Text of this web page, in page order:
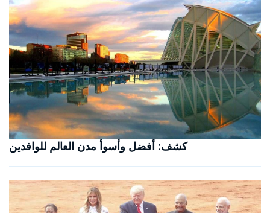
كشف: أفضل وأسوأ مدن العالم للوافدين